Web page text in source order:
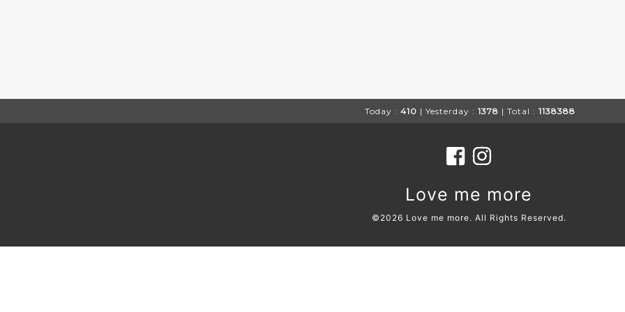
Today : 410 | Yesterday : 1378 | Total : 1138388
Love me more
©2026 Love me more. All Rights Reserved.